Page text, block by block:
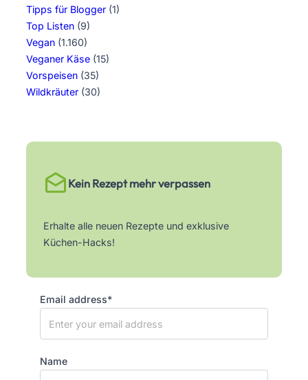
Tipps für Blogger (1)
Top Listen (9)
Vegan (1.160)
Veganer Käse (15)
Vorspeisen (35)
Wildkräuter (30)
Kein Rezept mehr verpassen
Erhalte alle neuen Rezepte und exklusive
Küchen-Hacks!
Email address*
Name